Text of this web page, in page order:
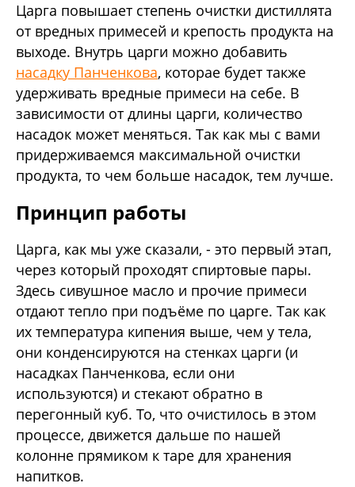
Царга повышает степень очистки дистиллята
от вредных примесей и крепость продукта на
выходе. Внутрь царги можно добавить
насадку Панченкова, которае будет также
удерживать вредные примеси на себе. В
зависимости от длины царги, количество
насадок может меняться. Так как мы с вами
придерживаемся максимальной очистки
продукта, то чем больше насадок, тем лучше.
Принцип работы
Царга, как мы уже сказали, - это первый этап,
через который проходят спиртовые пары.
Здесь сивушное масло и прочие примеси
отдают тепло при подъёме по царге. Так как
их температура кипения выше, чем у тела,
они конденсируются на стенках царги (и
насадках Панченкова, если они
используются) и стекают обратно в
перегонный куб. То, что очистилось в этом
процессе, движется дальше по нашей
колонне прямиком к таре для хранения
напитков.